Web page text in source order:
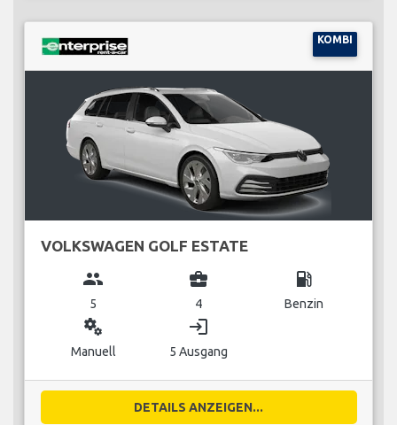
KOMBI
VOLKSWAGEN GOLF ESTATE
group
5
business_center
4
local_gas_station
Benzin
miscellaneous_services
Manuell
login
5 Ausgang
DETAILS ANZEIGEN...